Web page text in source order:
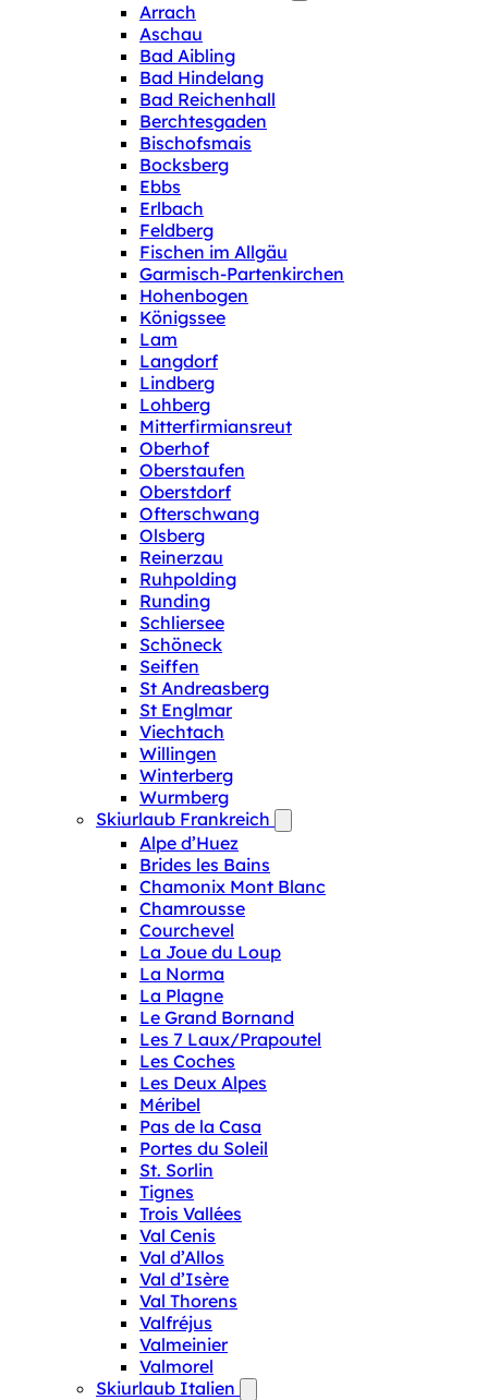
Arrach
Aschau
Bad Aibling
Bad Hindelang
Bad Reichenhall
Berchtesgaden
Bischofsmais
Bocksberg
Ebbs
Erlbach
Feldberg
Fischen im Allgäu
Garmisch-Partenkirchen
Hohenbogen
Königssee
Lam
Langdorf
Lindberg
Lohberg
Mitterfirmiansreut
Oberhof
Oberstaufen
Oberstdorf
Ofterschwang
Olsberg
Reinerzau
Ruhpolding
Runding
Schliersee
Schöneck
Seiffen
St Andreasberg
St Englmar
Viechtach
Willingen
Winterberg
Wurmberg
Skiurlaub Frankreich
Alpe d’Huez
Brides les Bains
Chamonix Mont Blanc
Chamrousse
Courchevel
La Joue du Loup
La Norma
La Plagne
Le Grand Bornand
Les 7 Laux/Prapoutel
Les Coches
Les Deux Alpes
Méribel
Pas de la Casa
Portes du Soleil
St. Sorlin
Tignes
Trois Vallées
Val Cenis
Val d’Allos
Val d’Isère
Val Thorens
Valfréjus
Valmeinier
Valmorel
Skiurlaub Italien